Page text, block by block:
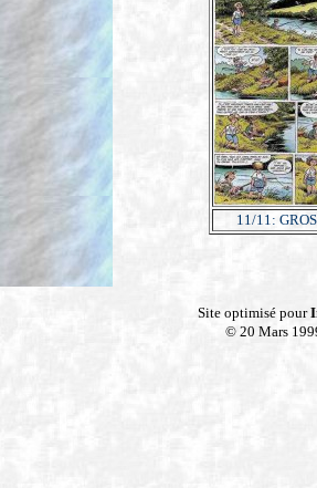
11/11:
Site optimisé pour
© 20 Mars